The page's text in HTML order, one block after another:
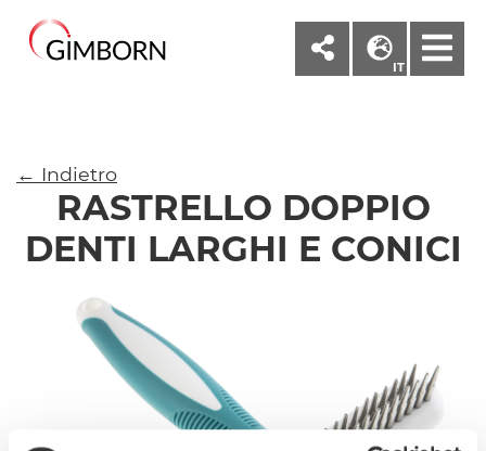
IT
← Indietro
RASTRELLO DOPPIO
DENTI LARGHI E CONICI